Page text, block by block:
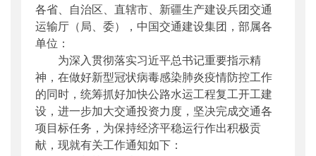
公开日期：2020年02月08日
主题词 ：
新冠肺炎;疫情防控;工程复工
机构分类：公路局
主题分类：应急管理
公文类型：部明电或部办公厅明电
各省、自治区、直辖市、新疆生产建设兵团交通
运输厅（局、委），中国交通建设集团，部属各
单位：
为深入贯彻落实习近平总书记重要指示精
神，在做好新型冠状病毒感染肺炎疫情防控工作
的同时，统筹抓好加快公路水运工程复工开工建
设，进一步加大交通投资力度，坚决完成交通各
项目标任务，为保持经济平稳运行作出积极贡
献，现就有关工作通知如下：